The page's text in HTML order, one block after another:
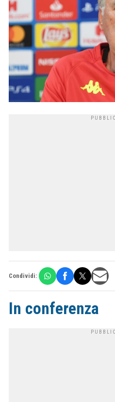
Condividi:
In conferenza